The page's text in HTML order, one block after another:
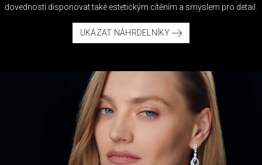
dovedností disponovat také estetickým cítěním a smyslem pro detail.
UKÁZAT NÁHRDELNÍKY